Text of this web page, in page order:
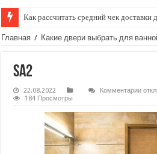
Как рассчитать средний чек
Главная / Какие двери выбрать для
sa2
22.08.2022 Комментариик
184 Просмотры